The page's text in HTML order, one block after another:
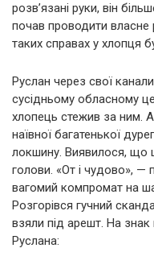
розв’язані руки, він
почав проводити власне
таких справах у хлопця
Руслан через свої
сусідньому обласному
хлопець стежив за ним.
наївної багатенької
локшину. Виявилося, що
голови. «От і чудово», —
вагомий компромат на
Розгорівся гучний
взяли під арешт. На
Руслана: